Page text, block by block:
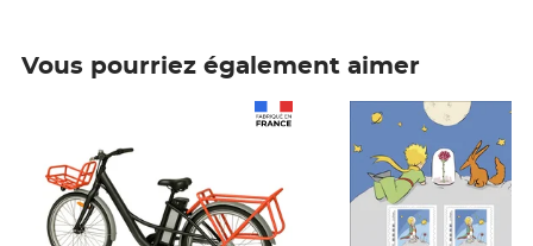
Vous pourriez également aimer
Prix 7,50€